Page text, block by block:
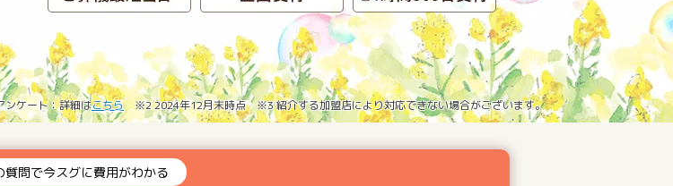
ケート：詳細はこちら※2 2024年12月末時点 ※3 紹介する加盟店により対応できない場合がございます。
質問で今スグに費用がわかる